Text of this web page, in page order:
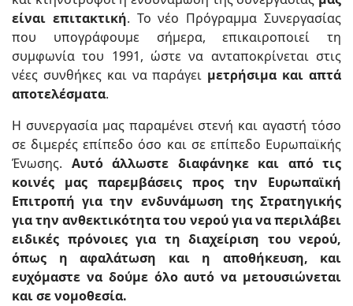
είναι επιτακτική. Το νέο Πρόγραμμα Συνεργασίας
που υπογράφουμε σήμερα, επικαιροποιεί τη
συμφωνία του 1991, ώστε να ανταποκρίνεται στις
νέες συνθήκες και να παράγει μετρήσιμα και απτά
αποτελέσματα.
Η συνεργασία μας παραμένει στενή και αγαστή τόσο
σε διμερές επίπεδο όσο και σε επίπεδο Ευρωπαϊκής
Ένωσης. Αυτό άλλωστε διαφάνηκε και από τις
κοινές μας παρεμβάσεις προς την Ευρωπαϊκή
Επιτροπή για την ενδυνάμωση της Στρατηγικής
για την ανθεκτικότητα του νερού για να περιλάβει
ειδικές πρόνοιες για τη διαχείριση του νερού,
όπως η αφαλάτωση και η αποθήκευση, και
ευχόμαστε να δούμε όλο αυτό να μετουσιώνεται
και σε νομοθεσία.